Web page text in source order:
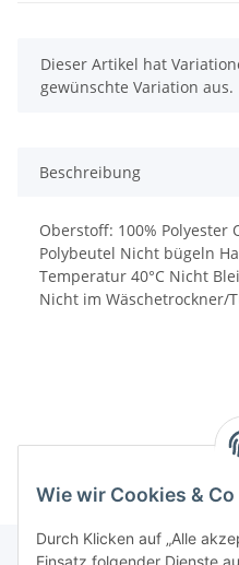
x
Dieser Artikel hat
gewünschte Variation aus.
Beschreibung
Oberstoff: 100% Polyester
Polybeutel Nicht bügeln
Temperatur 40°C Nicht
Nicht im Wäschetrockner/
Wie wir Cookies &
Durch Klicken auf „Alle